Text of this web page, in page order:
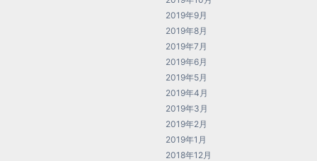
2019年9月
2019年8月
2019年7月
2019年6月
2019年5月
2019年4月
2019年3月
2019年2月
2019年1月
2018年12月